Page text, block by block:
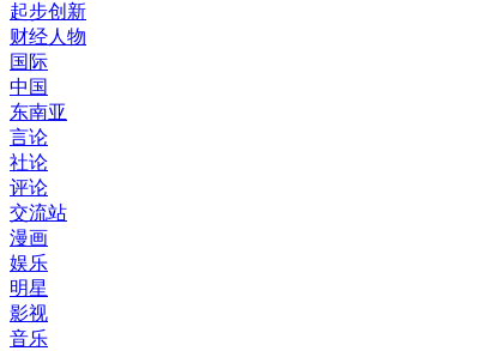
起步创新
财经人物
国际
中国
东南亚
言论
社论
评论
交流站
漫画
娱乐
明星
影视
音乐